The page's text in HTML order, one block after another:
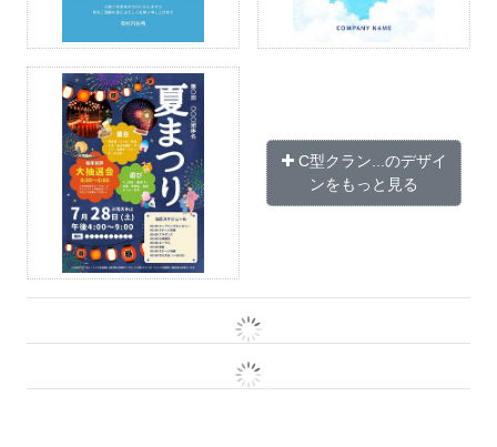
C型クラン...のデザイ
ンをもっと見る